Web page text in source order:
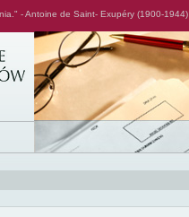
- Antoine de Saint- Exupéry (1900-1944)